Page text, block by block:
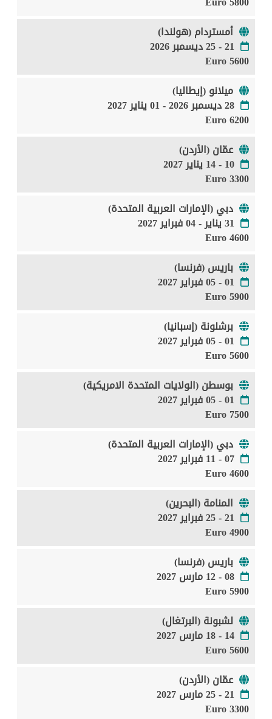
أمستردام (هولندا)
21 - 25 ديسمبر 2026
5600 Euro
ميلانو (إيطاليا)
28 ديسمبر 2026 - 01 يناير 2027
6200 Euro
عمّان (الأردن)
10 - 14 يناير 2027
3300 Euro
دبي (الإمارات العربية المتحدة)
31 يناير - 04 فبراير 2027
4600 Euro
باريس (فرنسا)
01 - 05 فبراير 2027
5900 Euro
برشلونة (إسبانيا)
01 - 05 فبراير 2027
5600 Euro
بوسطن (الولايات المتحدة الامريكية)
01 - 05 فبراير 2027
7500 Euro
دبي (الإمارات العربية المتحدة)
07 - 11 فبراير 2027
4600 Euro
المنامة (البحرين)
21 - 25 فبراير 2027
4900 Euro
باريس (فرنسا)
08 - 12 مارس 2027
5900 Euro
لشبونة (البرتغال)
14 - 18 مارس 2027
5600 Euro
عمّان (الأردن)
21 - 25 مارس 2027
3300 Euro